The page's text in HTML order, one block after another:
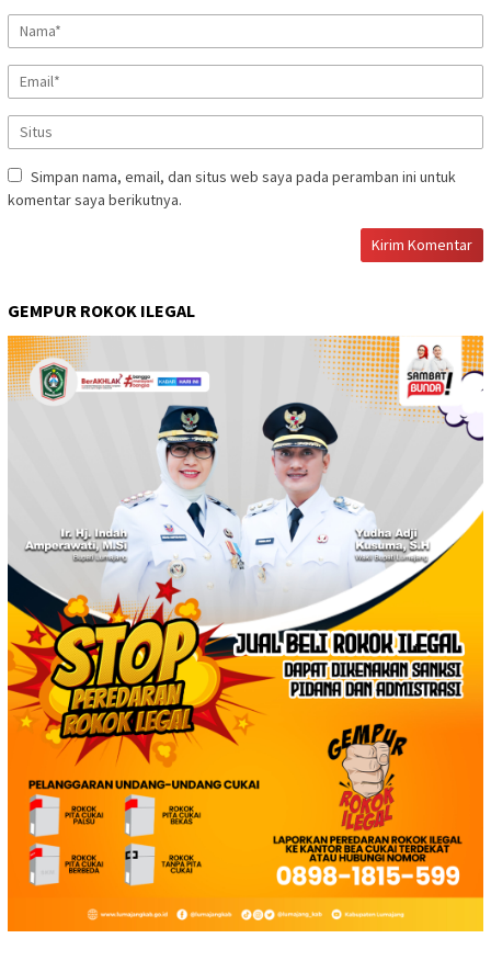
Simpan nama, email, dan situs web saya pada peramban ini untuk
komentar saya berikutnya.
GEMPUR ROKOK ILEGAL